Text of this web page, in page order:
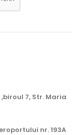
7, Str. Maria
nr. 193A